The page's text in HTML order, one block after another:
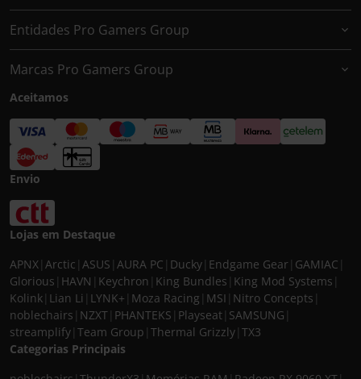
Entidades Pro Gamers Group
Marcas Pro Gamers Group
Aceitamos
Envio
Lojas em Destaque
APNX Arctic ASUS AURA PC Ducky Endgame Gear GAMIAC
Glorious HAVN Keychron King Bundles King Mod Systems
Kolink Lian Li LYNK+ Moza Racing MSI Nitro Concepts
noblechairs NZXT PHANTEKS Playseat SAMSUNG
streamplify Team Group Thermal Grizzly TX3
Categorias Principais